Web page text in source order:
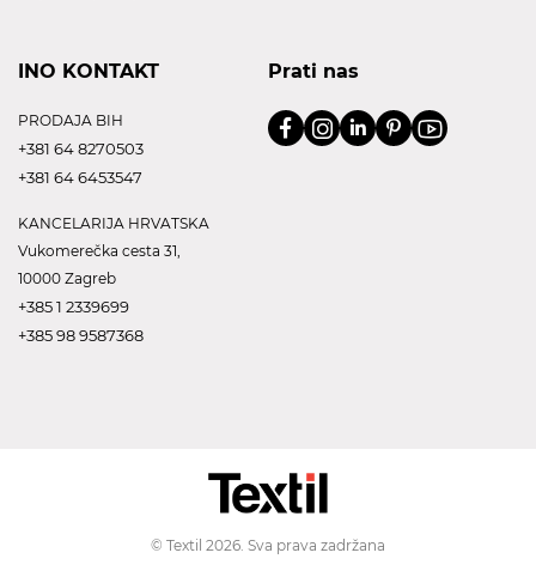
INO KONTAKT
PRODAJA BIH
+381 64 8270503
+381 64 6453547
KANCELARIJA HRVATSKA
Vukomerečka cesta 31,
10000 Zagreb
+385 1 2339699
+385 98 9587368
Prati nas
© Textil 2026. Sva prava zadržana